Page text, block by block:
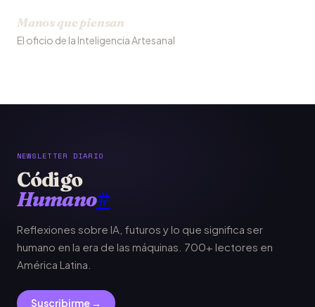
Manos que piensan
El oficio de la Inteligencia Artesanal
NEWSLETTER DIARIO
Código
Humano#
Reflexiones sobre IA, futuros y lo que significa ser
humano en la era de las máquinas. 700+ lectores en
América Latina.
Suscribirme →